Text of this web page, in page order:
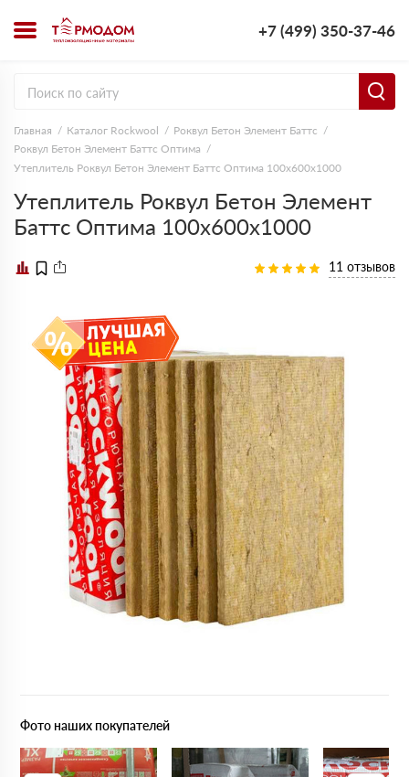
+7 (499) 350-37-46
Главная Каталог Rockwool
Роквул Бетон Элемент Баттс
Роквул Бетон Элемент Баттс Оптима
Утеплитель Роквул Бетон Элемент Баттс Оптима 100х600х1000
Утеплитель Роквул Бетон Элемент
Баттс Оптима 100х600х1000
11 отзывов
Фото наших покупателей